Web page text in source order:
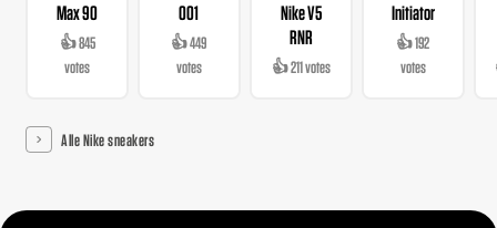
Max 90
👍 845
votes
001
👍 449
votes
Nike V5
RNR
👍 211 votes
Initiator
👍 192
votes
Alle Nike sneakers